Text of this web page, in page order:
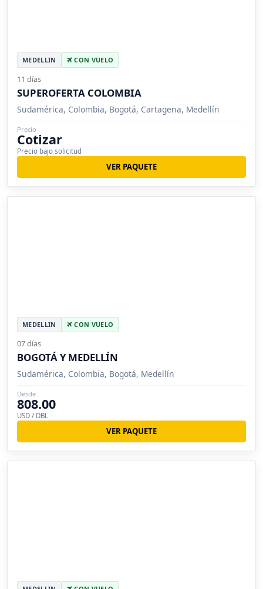
MEDELLIN CON VUELO
11 días
SUPEROFERTA COLOMBIA
Sudamérica, Colombia, Bogotá, Cartagena, Medellín
Precio
Cotizar
Precio bajo solicitud
VER PAQUETE
MEDELLIN CON VUELO
07 días
BOGOTÁ Y MEDELLÍN
Sudamérica, Colombia, Bogotá, Medellín
Desde
808.00
USD / DBL
VER PAQUETE